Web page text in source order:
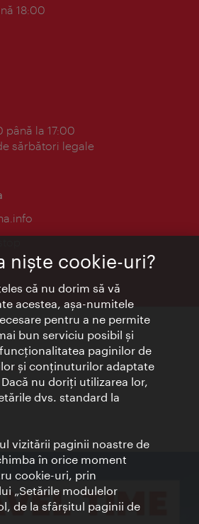
18:00
până la 17:00
sărbători legale
datelor
nişte cookie-uri?
că nu dorim să vă
acestea, aşa-numitele
pentru a ne permite
bun serviciu posibil şi
paginilor de
şi conţinuturilor adaptate
nu doriţi utilizarea lor,
dvs. standard la
vizitării paginii noastre de
în orice moment
cookie-uri, prin
„Setările modulelor
de la sfârşitul paginii de